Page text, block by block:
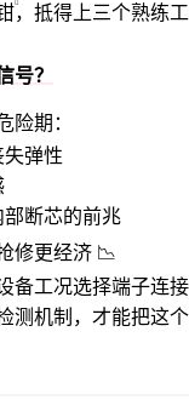
，抵得上三个熟练工
号？
险期：
失弹性
部断芯的前兆
修更经济 📉
备工况选择端子连接
测机制，才能把这个